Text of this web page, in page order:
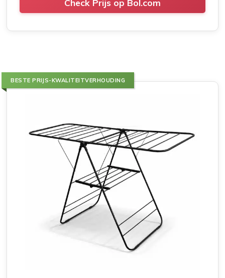
Check Prijs op Bol.com
BESTE PRIJS-KWALITEITVERHOUDING